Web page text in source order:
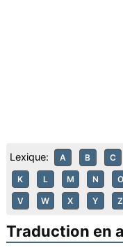
Lexique: A B C
K L M N O
V W X Y Z
Traduction en